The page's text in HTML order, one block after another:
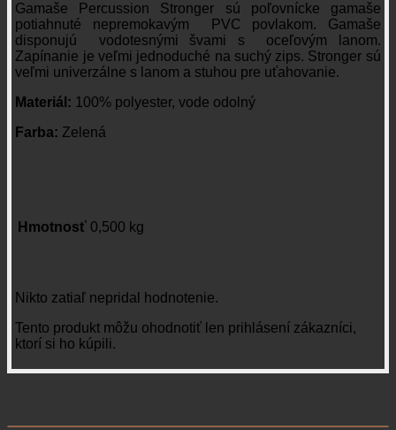
Gamaše Percussion Stronger sú poľovnícke gamaše
potiahnuté nepremokavým PVC povlakom. Gamaše
disponujú vodotesnými švami s oceľovým lanom.
Zapínanie je veľmi jednoduché na suchý zips. Stronger sú
veľmi univerzálne s lanom a stuhou pre uťahovanie.
Materiál: 100% polyester, vode odolný
Farba: Zelená
Hmotnosť 0,500 kg
Nikto zatiaľ nepridal hodnotenie.
Tento produkt môžu ohodnotiť len prihlásení zákazníci,
ktorí si ho kúpili.